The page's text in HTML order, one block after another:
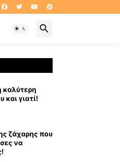
καλύτερη
και γιατί!
ζάχαρης που
να